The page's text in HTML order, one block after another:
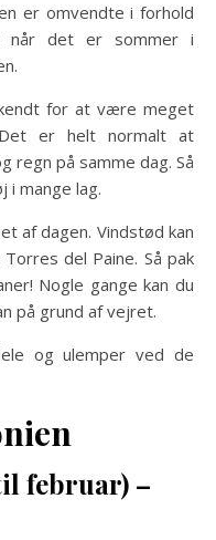
er omvendte i forhold
når det er sommer i
for at være meget
er helt normalt at
regn på samme dag. Så
i mange lag.
af dagen. Vindstød kan
del Paine. Så pak
Nogle gange kan du
på grund af vejret.
og ulemper ved de
februar) –